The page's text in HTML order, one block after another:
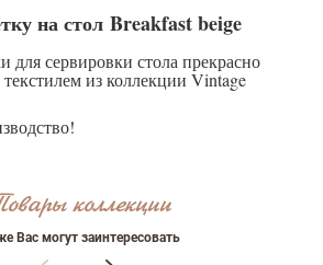
на стол Breakfast beige
для сервировки стола прекрасно
текстилем из коллекции Vintage
коллекции
Вас могут заинтересовать